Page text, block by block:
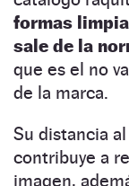
formas
sale de la
que es el no
de la marca.
Su distancia
contribuye a
imagen,